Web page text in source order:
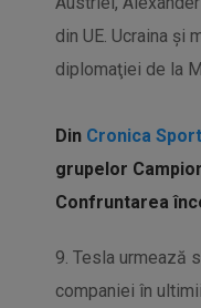
din UE. Ucraina şi
diplomaţiei de la
Din Cronica
grupelor
Confruntarea
9. Tesla urmează
companiei în